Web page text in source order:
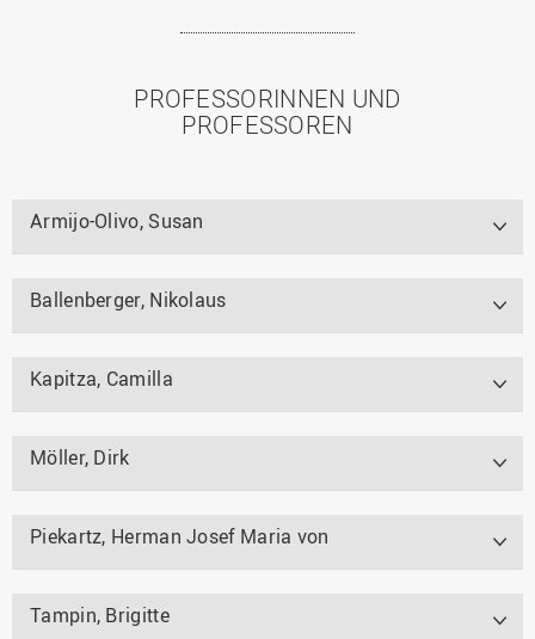
PROFESSORINNEN UND
PROFESSOREN
Armijo-Olivo, Susan
Ballenberger, Nikolaus
Kapitza, Camilla
Möller, Dirk
Piekartz, Herman Josef Maria von
Tampin, Brigitte